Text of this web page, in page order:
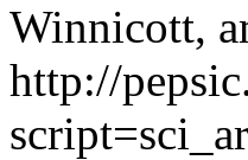
Winnicott,
http://